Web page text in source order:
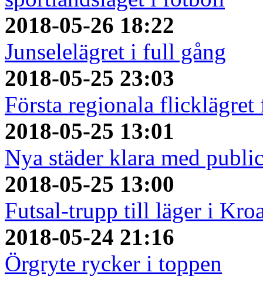
2018-05-26 18:22
Junselelägret i full gång
2018-05-25 23:03
Första regionala
2018-05-25 13:01
Nya städer klara med
2018-05-25 13:00
Futsal-trupp till läger i
2018-05-24 21:16
Örgryte rycker i toppen